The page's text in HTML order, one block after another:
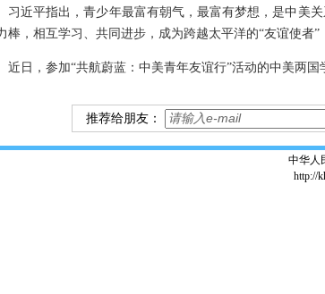
习近平指出，青少年最富有朝气，最富有梦想，是中美
棒，相互学习、共同进步，成为跨越太平洋的“友谊使者
近日，参加“共航蔚蓝：中美青年友谊行”活动的中美两
推荐给朋友：
中华人
http://